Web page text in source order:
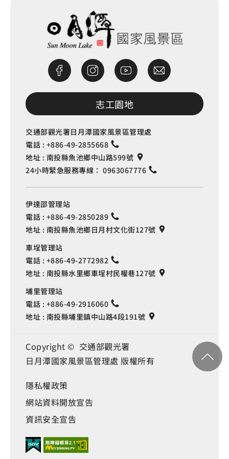
志工園地
交通部觀光署日月潭國家風景區管理處
電話 : +886-49-2855668
地址 : 南投縣魚池鄉中山路599號
24小時緊急服務專線： 0963067776
伊達邵管理站
電話 : +886-49-2850289
地址 : 南投縣魚池鄉日月村文化街127號
車埕管理站
電話 : +886-49-2772982
地址 : 南投縣水里鄉車埕村民權巷127號
埔里管理站
電話 : +886-49-2916060
地址 : 南投縣埔里鎮中山路4段191號
Copyright © 交通部觀光署
日月潭國家風景區管理處 版權所有
隱私權政策
網站資料開放宣告
資訊安全宣告
Language